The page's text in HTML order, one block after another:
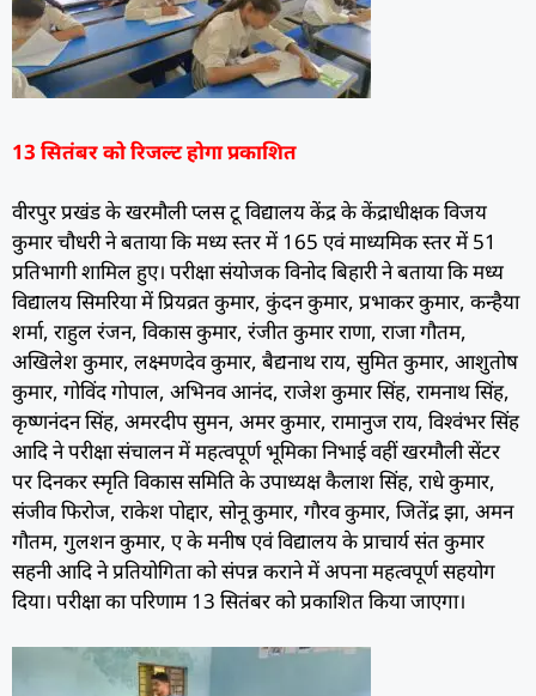
13 सितंबर को रिजल्ट होगा प्रकाशित
वीरपुर प्रखंड के खरमौली प्लस टू विद्यालय केंद्र के केंद्राधीक्षक विजय
कुमार चौधरी ने बताया कि मध्य स्तर में 165 एवं माध्यमिक स्तर में 51
प्रतिभागी शामिल हुए। परीक्षा संयोजक विनोद बिहारी ने बताया कि मध्य
विद्यालय सिमरिया में प्रियव्रत कुमार, कुंदन कुमार, प्रभाकर कुमार, कन्हैया
शर्मा, राहुल रंजन, विकास कुमार, रंजीत कुमार राणा, राजा गौतम,
अखिलेश कुमार, लक्ष्मणदेव कुमार, बैद्यनाथ राय, सुमित कुमार, आशुतोष
कुमार, गोविंद गोपाल, अभिनव आनंद, राजेश कुमार सिंह, रामनाथ सिंह,
कृष्णनंदन सिंह, अमरदीप सुमन, अमर कुमार, रामानुज राय, विश्वंभर सिंह
आदि ने परीक्षा संचालन में महत्वपूर्ण भूमिका निभाई वहीं खरमौली सेंटर
पर दिनकर स्मृति विकास समिति के उपाध्यक्ष कैलाश सिंह, राधे कुमार,
संजीव फिरोज, राकेश पोद्दार, सोनू कुमार, गौरव कुमार, जितेंद्र झा, अमन
गौतम, गुलशन कुमार, ए के मनीष एवं विद्यालय के प्राचार्य संत कुमार
सहनी आदि ने प्रतियोगिता को संपन्न कराने में अपना महत्वपूर्ण सहयोग
दिया। परीक्षा का परिणाम 13 सितंबर को प्रकाशित किया जाएगा।